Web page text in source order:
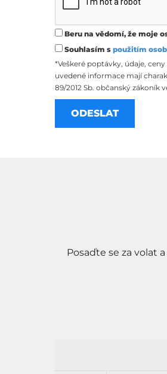
Beru na vědomí, že moje
Souhlasím s použitím
*Veškeré poptávky, údaje,
uvedené informace mají
89/2012 Sb. občanský zákoník
Posaďte se za volat